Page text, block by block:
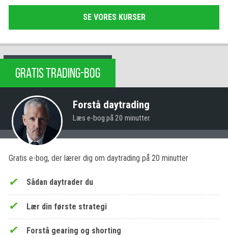
SE VORES KURSER
GRATIS TRADING-BOG
Forstå daytrading
Læs e-bog på 20 minutter.
Gratis e-bog, der lærer dig om daytrading på 20 minutter
Sådan daytrader du
Lær din første strategi
Forstå gearing og shorting